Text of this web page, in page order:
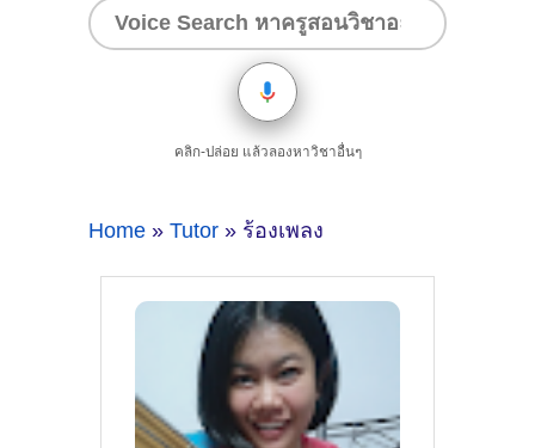
คลิก-ปล่อย แล้วลองหาวิชาอื่นๆ
Home » Tutor » ร้องเพลง